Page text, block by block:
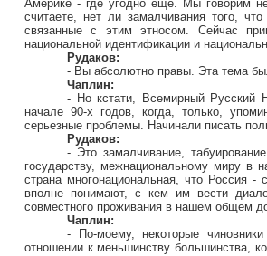
Америке - где угодно еще. Мы говорим
считаете, нет ли замалчивания того,
связанные с этим этносом. Сейчас
национальной идентификации и
Рудаков:
- Вы абсолютно правы. Эта тема
Чаплин:
- Но кстати, Всемирный Русский
начале 90-х годов, когда, только,
серьезные проблемы. Начинали писать
Рудаков:
- Это замалчивание,
государству, межнациональному миру в
страна многонациональная, что Россия
вполне понимают, с кем им вести
совместного проживания в нашем общем
Чаплин:
- По-моему, некоторые
отношении к меньшинству большинства,